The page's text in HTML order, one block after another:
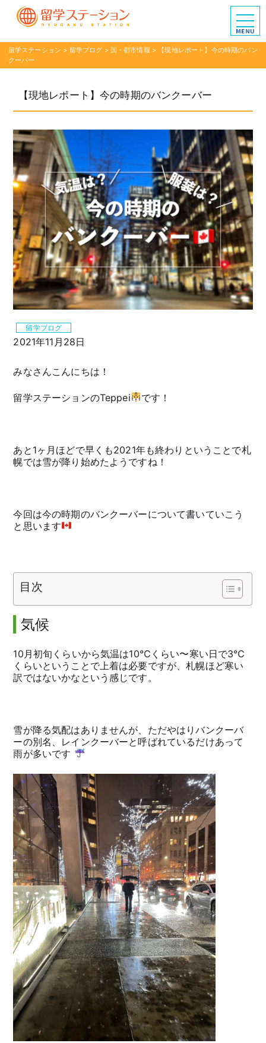
留学ステーション > 留学ブログ > 国・都市情報 >
【現地レポート】今の時期のバン
クーバー
【現地レポート】今の時期のバンクーバー
留学ブログ
2021年11月28日
みなさんこんにちは！
留学ステーションのTeppei です！
あと1ヶ月ほどで早くも2021年も終わりということで札
幌では雪が降り始めたようですね！
今回は今の時期のバンクーバーについて書いていこう
と思います
目次
気候
10月初旬くらいから気温は10℃くらい〜寒い日で3℃
くらいということで上着は必要ですが、札幌ほど寒い
訳ではないかなという感じです。
雪が降る気配はありませんが、ただやはりバンクーバ
ーの別名、レインクーバーと呼ばれているだけあって
雨が多いです